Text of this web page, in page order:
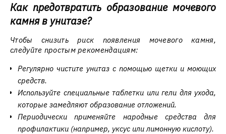
Как предотвратить образование мочевого
камня в унитазе?
Чтобы снизить риск появления мочевого камня,
следуйте простым рекомендациям:
Регулярно чистите унитаз с помощью щетки и моющих
средств.
Используйте специальные таблетки или гели для ухода,
которые замедляют образование отложений.
Периодически применяйте народные средства для
профилактики (например, уксус или лимонную кислоту).